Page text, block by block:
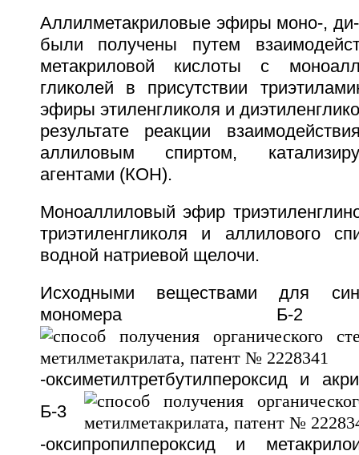
Аллилметакриловые эфиры моно-, ди-
были получены путем
метакриловой кислоты с
гликолей в присутствии
эфиры этиленгликоля и
результате реакции
аллиловым спиртом,
агентами (КОН).
Моноаллиловый эфир
триэтиленгликоля и аллилового
водной натриевой щелочи.
Исходными веществами для
мономера Б-2
-оксиметилтретбутилпероксид и
Б-3
-оксипропилпероксид и